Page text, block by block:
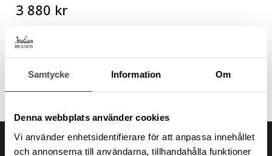
Samtycke Information Om
Denna webbplats använder cookies
Vi använder enhetsidentifierare för att anpassa innehållet
och annonserna till användarna, tillhandahålla funktioner
3 880 kr
Varmhållningsset
på
mängd